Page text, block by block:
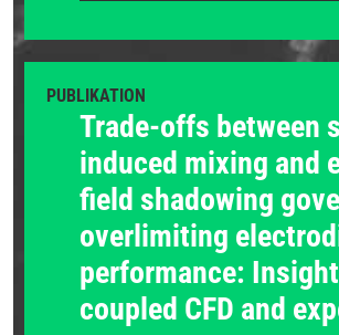
PUBLIKATION
Trade-offs between
induced mixing and
field shadowing
overlimiting
performance:
coupled CFD and